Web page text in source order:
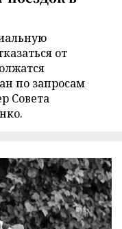
от
по запросам
Совета